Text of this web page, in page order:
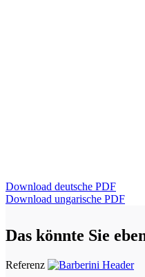
Download deutsche PDF
Download ungarische PDF
Das könnte Sie
Referenz